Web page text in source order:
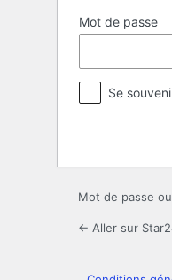
Mot de passe
Se
Mot de passe
← Aller sur